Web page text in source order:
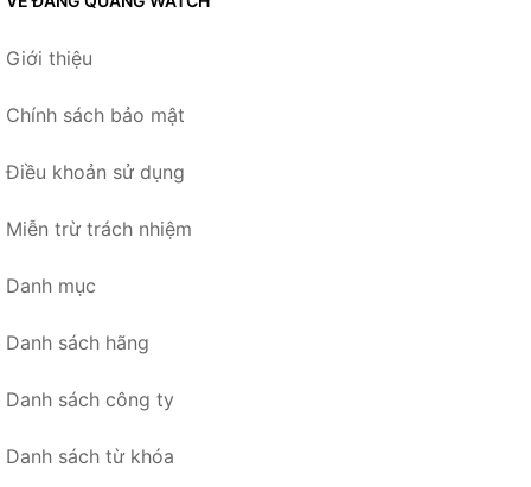
Giới thiệu
Chính sách bảo mật
Điều khoản sử dụng
Miễn trừ trách nhiệm
Danh mục
Danh sách hãng
Danh sách công ty
Danh sách từ khóa